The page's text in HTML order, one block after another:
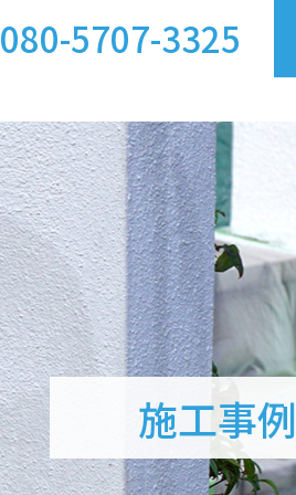
080-5707-3325
施工事例